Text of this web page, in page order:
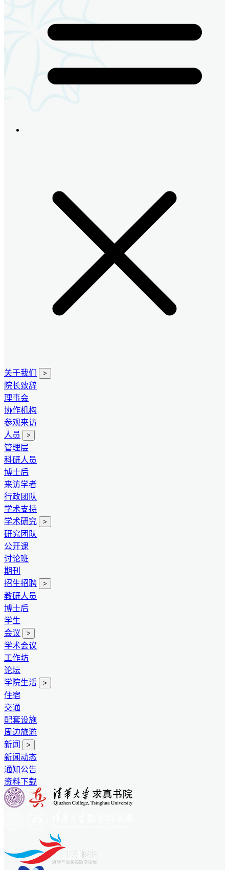
关于我们 >
院长致辞
理事会
协作机构
参观来访
人员
>
管理层
科研人员
博士后
来访学者
行政团队
学术支持
学术研究
>
研究团队
公开课
讨论班
期刊
招生招聘
>
教研人员
博士后
学生
会议
>
学术会议
工作坊
论坛
学院生活
>
住宿
交通
配套设施
周边旅游
新闻
>
新闻动态
通知公告
资料下载